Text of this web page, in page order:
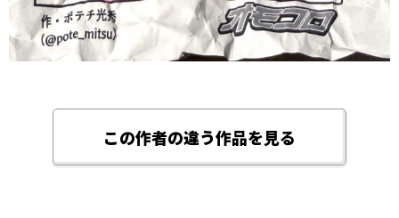
この作者の違う作品を見る